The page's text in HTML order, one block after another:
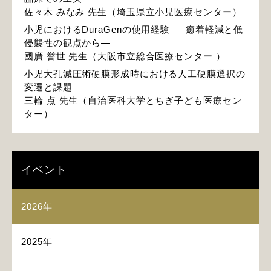
イベント
2026年
2025年
佐々木 みなみ 先生（埼玉県立小児医療センター）
小児におけるDuraGenの使用経験 ― 癒着軽減と低
侵襲性の観点から―
國廣 誉世 先生（大阪市立総合医療センター ）
小児大孔減圧術硬膜形成時における人工硬膜選択の
変遷と課題
三輪 点 先生（自治医科大学とちぎ子ども医療セン
ター）